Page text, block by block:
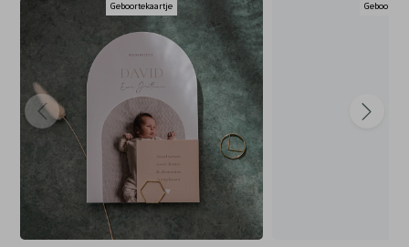
Geboortekaartje